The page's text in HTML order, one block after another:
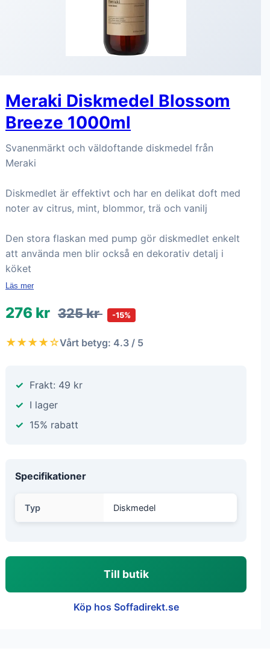
Meraki Diskmedel Blossom
Breeze 1000ml
Svanenmärkt och väldoftande diskmedel från
Meraki
Diskmedlet är effektivt och har en delikat doft med
noter av citrus, mint, blommor, trä och vanilj
Den stora flaskan med pump gör diskmedlet enkelt
att använda men blir också en dekorativ detalj i
köket
Läs mer
276 kr 325 kr -15%
★★★★☆Vårt betyg: 4.3 / 5
Frakt: 49 kr
I lager
15% rabatt
Specifikationer
Typ Diskmedel
Till butik
Köp hos Soffadirekt.se